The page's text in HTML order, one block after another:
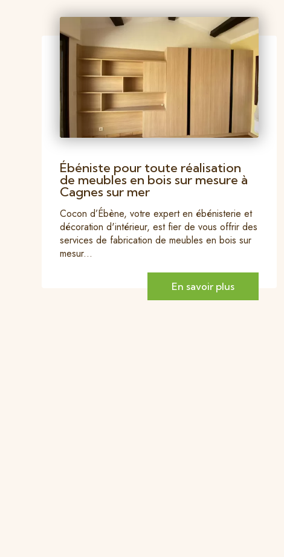
Ébéniste pour toute réalisation
de meubles en bois sur mesure à
Cagnes sur mer
Cocon d’Ébène, votre expert en ébénisterie et
décoration d'intérieur, est fier de vous offrir des
services de fabrication de meubles en bois sur
mesur...
En savoir plus